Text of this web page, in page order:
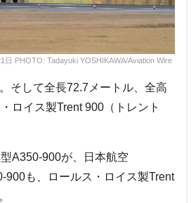
PHOTO: Tadayuki YOSHIKAWA/Aviation Wire
そして全長72.7メートル、全高
ロイス製Trent 900（トレント
A350-900が、日本航空
900も、ロールス・ロイス製Trent